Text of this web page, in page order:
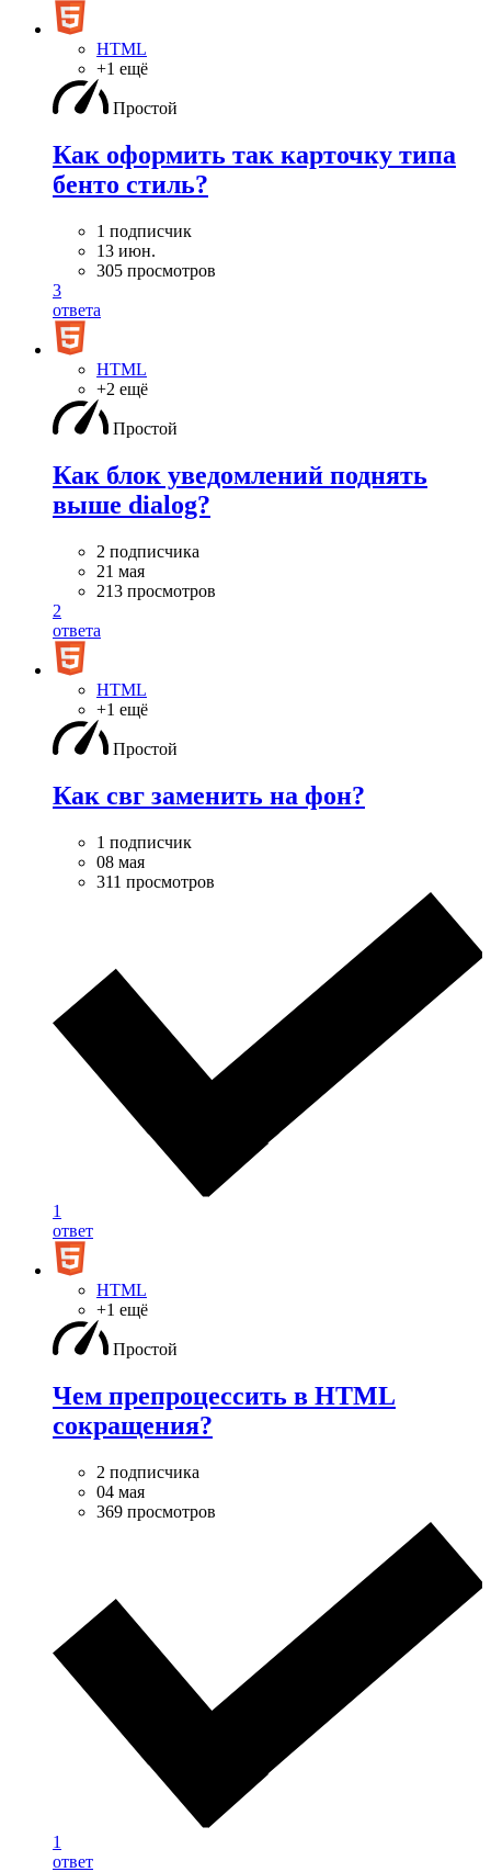
HTML
+1 ещё
Простой
Как оформить так карточку типа
бенто стиль?
1 подписчик
13 июн.
305 просмотров
3
ответа
HTML
+2 ещё
Простой
Как блок уведомлений поднять
выше dialog?
2 подписчика
21 мая
213 просмотров
2
ответа
HTML
+1 ещё
Простой
Как свг заменить на фон?
1 подписчик
08 мая
311 просмотров
1
ответ
HTML
+1 ещё
Простой
Чем препроцессить в HTML
сокращения?
2 подписчика
04 мая
369 просмотров
1
ответ